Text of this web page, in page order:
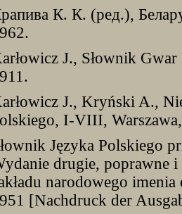
К. К. (ред.),
J., Słownik
J., Kryński A.,
I-VIII,
Języka Polskiego
drugie, poprawne i
narodowego
[Nachdruck der